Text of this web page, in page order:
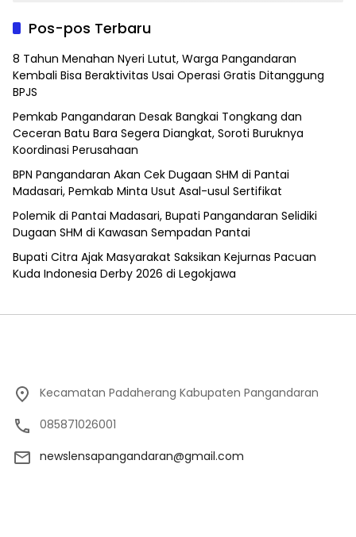
Pos-pos Terbaru
8 Tahun Menahan Nyeri Lutut, Warga Pangandaran
Kembali Bisa Beraktivitas Usai Operasi Gratis Ditanggung
BPJS
Pemkab Pangandaran Desak Bangkai Tongkang dan
Ceceran Batu Bara Segera Diangkat, Soroti Buruknya
Koordinasi Perusahaan
BPN Pangandaran Akan Cek Dugaan SHM di Pantai
Madasari, Pemkab Minta Usut Asal-usul Sertifikat
Polemik di Pantai Madasari, Bupati Pangandaran Selidiki
Dugaan SHM di Kawasan Sempadan Pantai
Bupati Citra Ajak Masyarakat Saksikan Kejurnas Pacuan
Kuda Indonesia Derby 2026 di Legokjawa
Kecamatan Padaherang Kabupaten Pangandaran
085871026001
newslensapangandaran@gmail.com